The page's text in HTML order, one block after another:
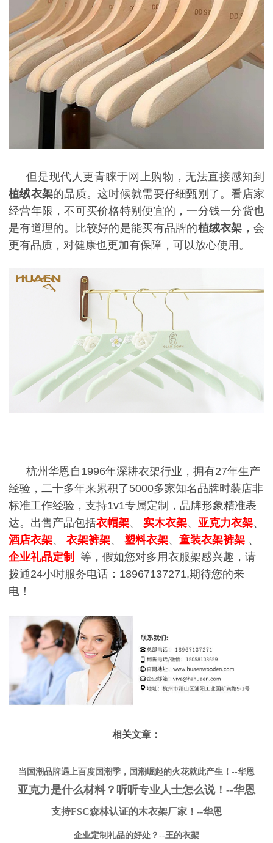
但是现代人更青睐于网上购物，无法直接感知到
植绒衣架的品质。这时候就需要仔细甄别了。看店家
经营年限，不可买价格特别便宜的，一分钱一分货也
是有道理的。比较好的是能买有品牌的植绒衣架 ，会
更有品质，对健康也更加有保障，可以放心使用。
杭州华恩自1996年深耕衣架行业，拥有27年生产
经验，二十多年来累积了5000多家知名品牌时装店非
标准工作经验，支持1v1专属定制，品牌形象精准表
达。出售产品包括衣帽架、 实木衣架、 亚克力衣架、
酒店衣架、 衣架裤架、 塑料衣架、 童装衣架裤架 、
企业礼品定制
等，假如您对多用衣服架感兴趣，请
拨通24小时服务电话：18967137271,期待您的来
电！
相关文章：
当国潮品牌遇上百度国潮季，国潮崛起的火花就此产生！--华恩
亚克力是什么材料？听听专业人士怎么说！--华恩
支持FSC森林认证的木衣架厂家！--华恩
企业定制礼品的好处？--王的衣架